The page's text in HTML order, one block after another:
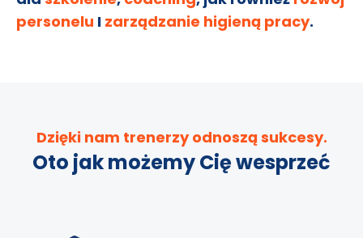
personelu I zarządzanie higieną pracy.
Dzięki nam trenerzy odnoszą sukcesy.
Oto jak możemy Cię wesprzeć